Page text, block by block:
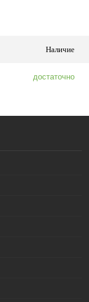
Наличие
достаточно